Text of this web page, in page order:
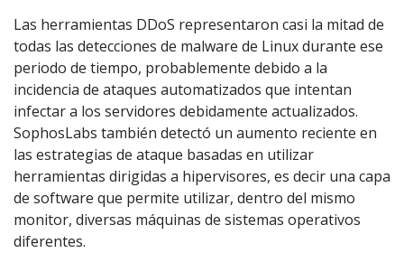
Las herramientas DDoS representaron casi la mitad de
todas las detecciones de malware de Linux durante ese
periodo de tiempo, probablemente debido a la
incidencia de ataques automatizados que intentan
infectar a los servidores debidamente actualizados.
SophosLabs también detectó un aumento reciente en
las estrategias de ataque basadas en utilizar
herramientas dirigidas a hipervisores, es decir una capa
de software que permite utilizar, dentro del mismo
monitor, diversas máquinas de sistemas operativos
diferentes.